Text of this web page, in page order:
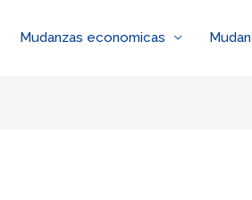
Mudanzas economicas